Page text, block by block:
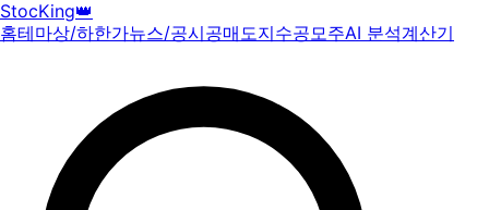
StocKing👑
홈테마상/하한가뉴스/공시공매도지수공모주AI 분석계산기